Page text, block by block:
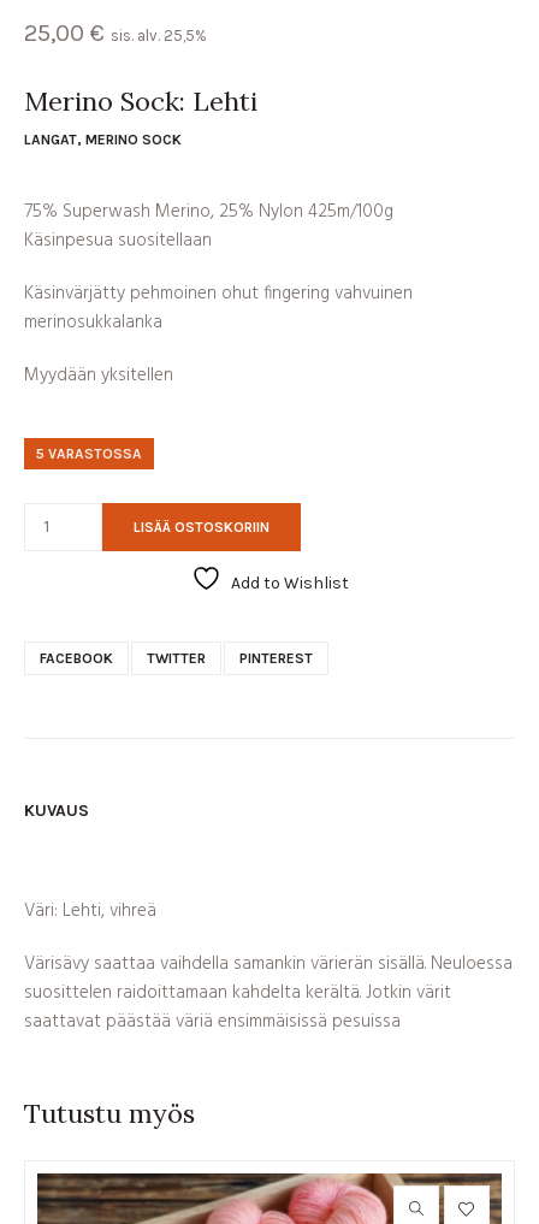
25,00 € sis. alv. 25,5%
Merino Sock: Lehti
LANGAT, MERINO SOCK
75% Superwash Merino, 25% Nylon 425m/100g
Käsinpesua suositellaan
Käsinvärjätty pehmoinen ohut fingering vahvuinen
merinosukkalanka
Myydään yksitellen
5 VARASTOSSA
LISÄÄ OSTOSKORIIN
Add to Wishlist
FACEBOOK TWITTER PINTEREST
KUVAUS
Väri: Lehti, vihreä
Värisävy saattaa vaihdella samankin värierän sisällä. Neuloessa
suosittelen raidoittamaan kahdelta kerältä. Jotkin värit
saattavat päästää väriä ensimmäisissä pesuissa
Tutustu myös